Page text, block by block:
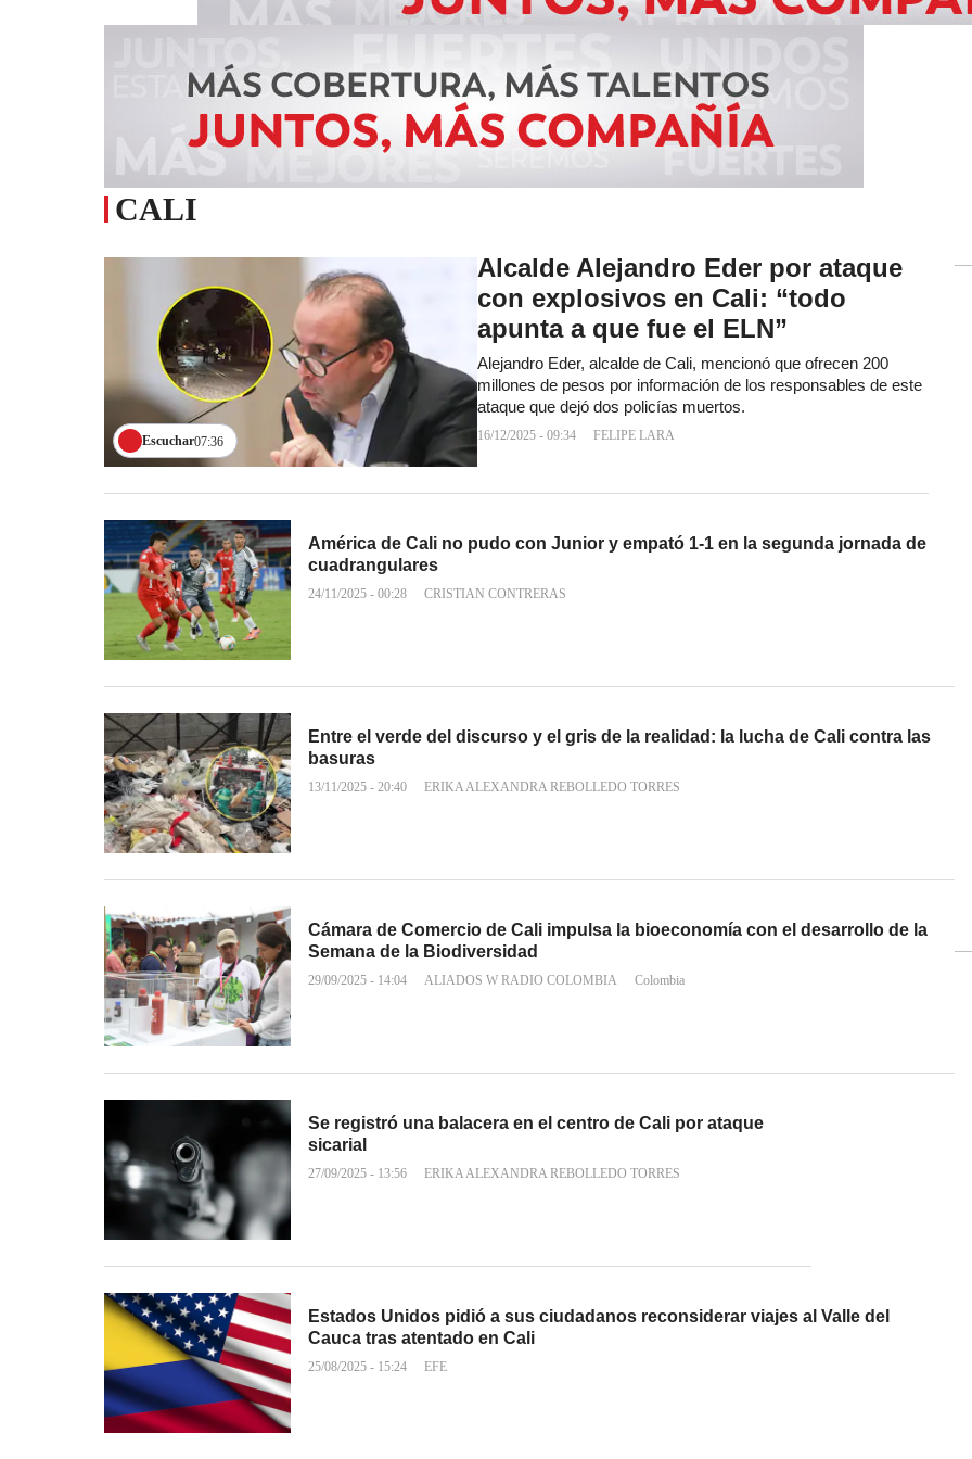
CALI
Escuchar07:36
Alcalde Alejandro Eder por ataque
con explosivos en Cali: “todo
apunta a que fue el ELN”
Alejandro Eder, alcalde de Cali, mencionó que ofrecen 200
millones de pesos por información de los responsables de este
ataque que dejó dos policías muertos.
16/12/2025 - 09:34 FELIPE LARA
América de Cali no pudo con Junior y empató 1-1 en la segunda jornada de
cuadrangulares
24/11/2025 - 00:28 CRISTIAN CONTRERAS
Entre el verde del discurso y el gris de la realidad: la lucha de Cali contra las
basuras
13/11/2025 - 20:40 ERIKA ALEXANDRA REBOLLEDO TORRES
Cámara de Comercio de Cali impulsa la bioeconomía con el desarrollo de la
Semana de la Biodiversidad
29/09/2025 - 14:04 ALIADOS W RADIO COLOMBIA Colombia
Se registró una balacera en el centro de Cali por ataque
sicarial
27/09/2025 - 13:56 ERIKA ALEXANDRA REBOLLEDO TORRES
Estados Unidos pidió a sus ciudadanos reconsiderar viajes al Valle del
Cauca tras atentado en Cali
25/08/2025 - 15:24 EFE